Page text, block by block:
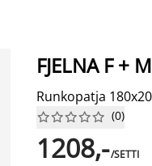
FJELNA F +
Runkopatja





 (0)
1208,-/SETTI